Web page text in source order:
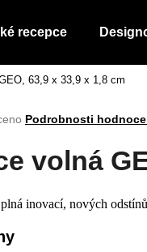
recepce
63,9 x 33,9 x 1,8 cm
Podrobnosti
volná
inovací, nových